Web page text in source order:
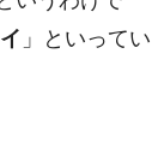
」といってい